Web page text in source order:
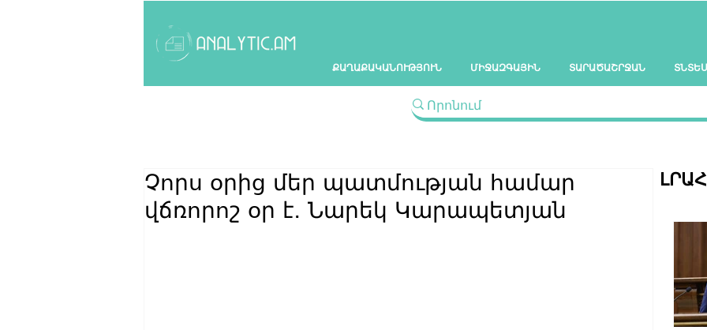
ՔԱՂԱՔԱԿԱՆՈՒԹՅՈՒՆ ՄԻՋԱԶԳԱՅԻՆ ՏԱՐԱԾԱՇՐՋԱՆ
Չորս օրից մեր պատմության համար
վճռորոշ օր է․ Նարեկ Կարապետյան